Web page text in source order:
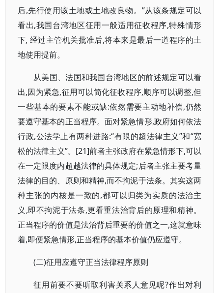
后,先行使用该土地或土地改良物。”从该条规定可以
看出,我国台湾地区征用一般适用征收程序,特殊情形
下, 经过主管机关批准后,将本来是最后一道程序的土
地使用提前。
从美国、法国和我国台湾地区的前述规定可以看
出,因为紧急,征用可以简化征收程序,顺序可以调整,但
一些基本的要素不能或缺:依然需要主动地补偿,仍然
要遵守基本的正当程序。面对紧急情形,政府如何依法
行政,公法学上有两种进路:“有限的超法律主义”和“宽
松的法律主义”。[21]前者主张政府在紧急情形下,可以
在一定限度内超越法律的具体规定;后者主张主要考量
法律的目的、原则和精神,而不拘泥于法条。其实这两
种主张的内核是一致的,都可以归类为实质的法治主
义,即不拘泥于法条,更看重法治背后的原理和精神。
正当程序的价值是法治背后重要的价值之一,这就意味
着,即便紧急情形,正当程序的基本价值仍应遵守。
(二)征用应遵守正当法律程序原则
征用前要不要听取利害关系人意见呢?作出对利